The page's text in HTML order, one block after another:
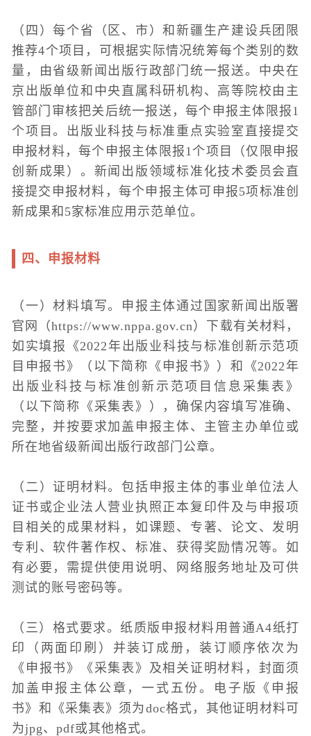
（四）每个省（区、市）和新疆生产建设兵团限
推荐4个项目，可根据实际情况统筹每个类别的数
量，由省级新闻出版行政部门统一报送。中央在
京出版单位和中央直属科研机构、高等院校由主
管部门审核把关后统一报送，每个申报主体限报1
个项目。出版业科技与标准重点实验室直接提交
申报材料，每个申报主体限报1个项目（仅限申报
创新成果）。新闻出版领域标准化技术委员会直
接提交申报材料，每个申报主体可申报5项标准创
新成果和5家标准应用示范单位。
四、申报材料
（一）材料填写。申报主体通过国家新闻出版署
官网（https://www.nppa.gov.cn）下载有关材料，
如实填报《2022年出版业科技与标准创新示范项
目申报书》（以下简称《申报书》）和《2022年
出版业科技与标准创新示范项目信息采集表》
（以下简称《采集表》），确保内容填写准确、
完整，并按要求加盖申报主体、主管主办单位或
所在地省级新闻出版行政部门公章。
（二）证明材料。包括申报主体的事业单位法人
证书或企业法人营业执照正本复印件及与申报项
目相关的成果材料，如课题、专著、论文、发明
专利、软件著作权、标准、获得奖励情况等。如
有必要，需提供使用说明、网络服务地址及可供
测试的账号密码等。
（三）格式要求。纸质版申报材料用普通A4纸打
印（两面印刷）并装订成册，装订顺序依次为
《申报书》《采集表》及相关证明材料，封面须
加盖申报主体公章，一式五份。电子版《申报
书》和《采集表》须为doc格式，其他证明材料可
为jpg、pdf或其他格式。